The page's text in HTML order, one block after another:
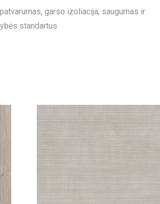
garso izoliacija, saugumas ir
standartus.